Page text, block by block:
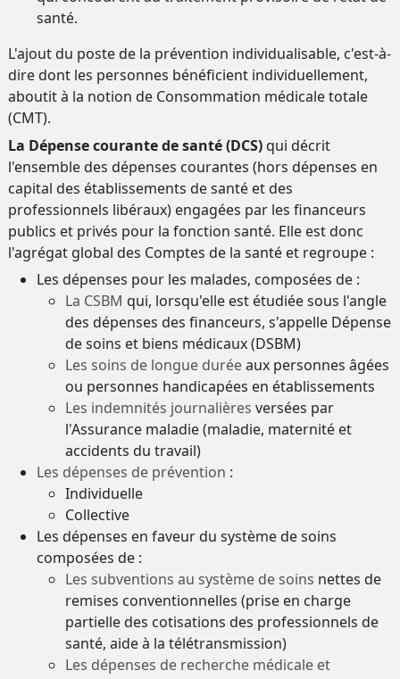
santé.
L'ajout du poste de la prévention individualisable, c'est-à-
dire dont les personnes bénéficient individuellement,
aboutit à la notion de Consommation médicale totale
(CMT).
La Dépense courante de santé (DCS)qui décrit
l'ensemble des dépenses courantes (hors dépenses en
capital des établissements de santé et des
professionnels libéraux) engagées par les financeurs
publics et privés pour la fonction santé. Elle est donc
l'agrégat global des Comptes de la santé et regroupe :
Les dépenses pour les malades, composées de :
La CSBM qui, lorsqu'elle est étudiée sous l'angle
des dépenses des financeurs, s'appelle Dépense
de soins et biens médicaux (DSBM)
Les soins de longue duréeaux personnes âgées
ou personnes handicapées en établissements
Les indemnités journalières versées par
l'Assurance maladie (maladie, maternité et
accidents du travail)
Les dépenses de prévention :
Individuelle
Collective
Les dépenses en faveur du système de soins
composées de :
Les subventions au système de soins nettes de
remises conventionnelles (prise en charge
partielle des cotisations des professionnels de
santé, aide à la télétransmission)
Les dépenses de recherche médicale et